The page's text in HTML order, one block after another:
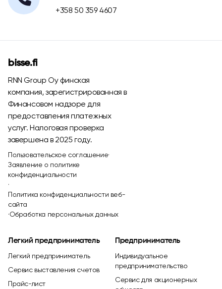
+358 50 359 4607
bisse.fi
RNN Group Oy финская
компания, зарегистрированная в
Финансовом надзоре для
предоставления платежных
услуг. Налоговая проверка
завершена в 2025 году.
Пользовательское соглашение·
Заявление о политике
конфиденциальности
·
Политика конфиденциальности веб-
сайта
·Обработка персональных данных
Легкий предприниматель
Легкий предприниматель
Сервис выставления счетов
Прайс-лист
Предприниматель
Индивидуальное
предпринимательство
Сервис для акционерных